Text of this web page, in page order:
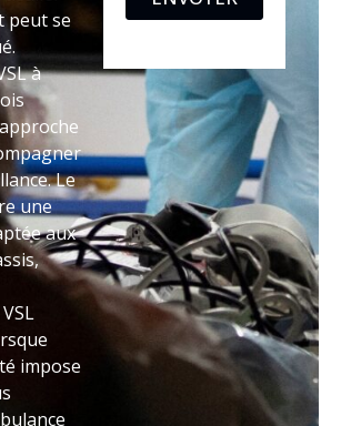
peut se
à
Le
une
aux
impose